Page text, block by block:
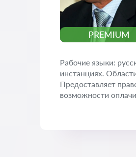
PREMIUM
Рабочие языки:
инстанциях.
Предоставляет
возможности